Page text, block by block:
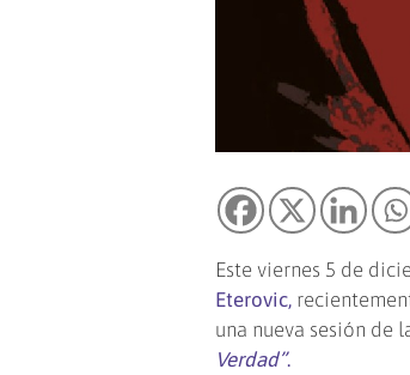
Este viernes 5 de
Eterovic,
una nueva sesión de
Verdad”.